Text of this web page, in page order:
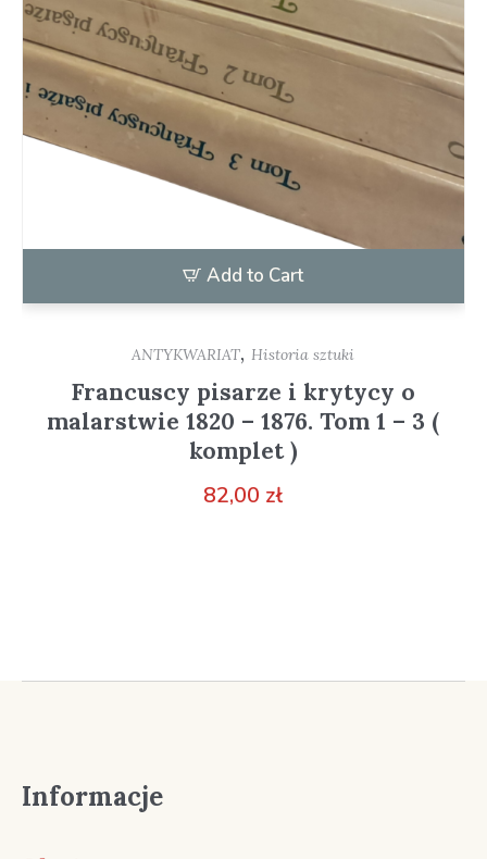
Add to Cart
ANTYKWARIAT,Historia sztuki
Francuscy pisarze i krytycy o
malarstwie 1820 – 1876. Tom 1 – 3 (
komplet )
82,00 zł
Informacje